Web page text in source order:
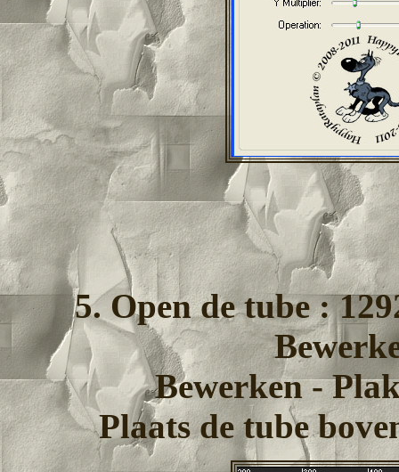
5. Open de tube :
Bewerken -
Plaats de tube